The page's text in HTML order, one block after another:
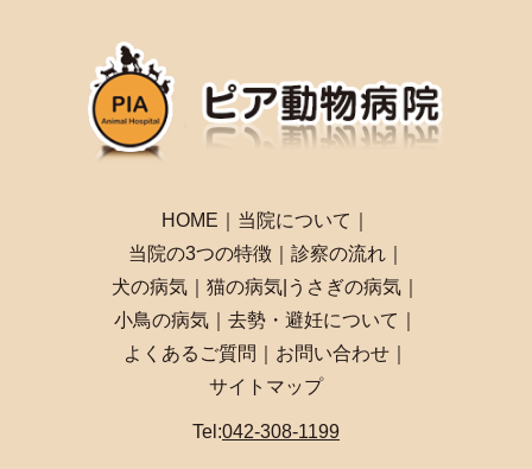
HOME 当院について
当院の3つの特徴｜ 診察の流れ｜
犬の病気
猫の病気 うさぎの病気
小鳥の病気
去勢・避妊について
よくあるご質問
お問い合わせ
サイトマップ
Tel:042-308-1199